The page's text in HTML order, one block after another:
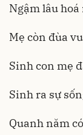
Ngậm lâu hoá
Mẹ còn đùa
Sinh con mẹ
Sinh ra sự
Quanh năm